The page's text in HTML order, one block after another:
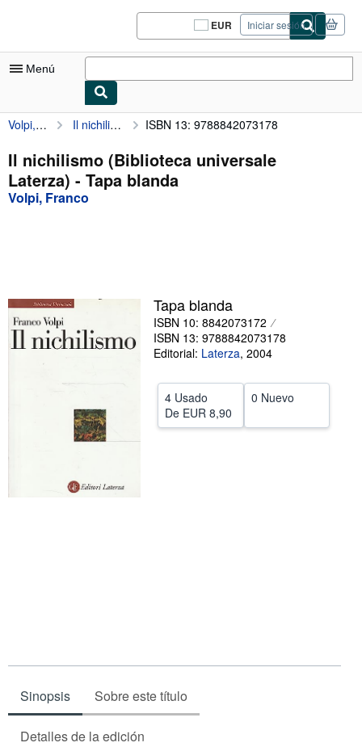
Pasar al contenido principal
EUR
Preferencias
de
del
Iniciar sesión
Menú
Mi cuenta
Consultar mis pedidos
Cerrar sesión
Arte y coleccionismo
Vendedores
Comenzar a vender
CERRAR
Volpi, Franco Il nichilismo (Biblioteca universale Laterza) ISBN 13: 9788842073178
Il nichilismo (Biblioteca universale
Laterza) - Tapa blanda
Volpi, Franco
Tapa blanda
ISBN 10: 8842073172
ISBN 13: 9788842073178
Editorial: Laterza, 2004
4 Usado
De EUR 8,90
0 Nuevo
Sinopsis Sobre este título
Detalles de la edición